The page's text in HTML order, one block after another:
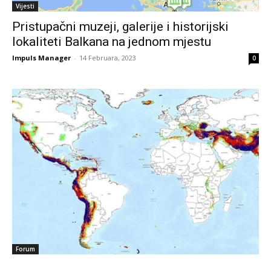
Vijesti
Pristupačni muzeji, galerije i historijski
lokaliteti Balkana na jednom mjestu
Impuls Manager - 14 Februara, 2023 0
Forum